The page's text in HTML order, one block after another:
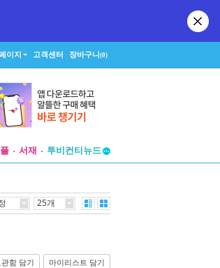
이지 고객센터 장바구니(0)
서재
창작플랫폼
25개
관함 담기 마이리스트 담기